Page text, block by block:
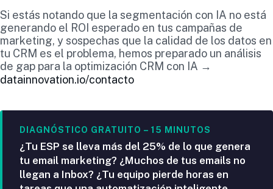
Si estás notando que la segmentación con IA no está
generando el ROI esperado en tus campañas de
marketing, y sospechas que la calidad de los datos en
tu CRM es el problema, hemos preparado un análisis
de gap para la optimización CRM con IA →
datainnovation.io/contacto
DIAGNÓSTICO GRATUITO – 15 MINUTOS
¿Tu ESP se lleva más del 25% de lo que genera
tu email marketing? ¿Muchos de tus emails no
llegan a Inbox? ¿Tu equipo pierde horas en